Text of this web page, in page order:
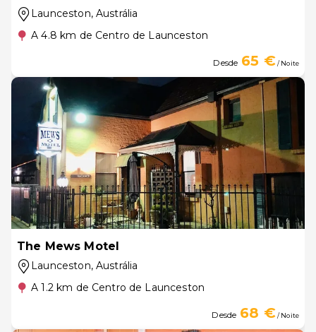
Launceston, Austrália
A 4.8 km de Centro de Launceston
Desde 65 €/ Noite
The Mews Motel
Launceston, Austrália
A 1.2 km de Centro de Launceston
Desde 68 €/ Noite